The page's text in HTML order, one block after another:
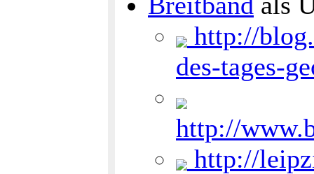
http://
des-tages-
http://
http://